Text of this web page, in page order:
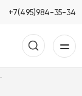
+7(495)984-35-34